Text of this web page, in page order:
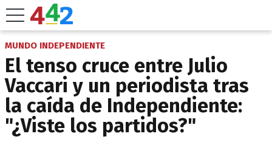
MUNDO INDEPENDIENTE
El tenso cruce entre Julio
Vaccari y un periodista tras
la caída de Independiente:
"¿Viste los partidos?"